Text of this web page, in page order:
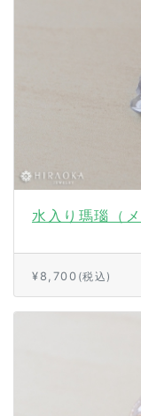
水入り瑪瑙（
¥8,700 (税込)